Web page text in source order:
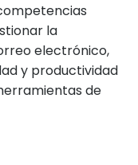
la
electrónico,
y productividad
de